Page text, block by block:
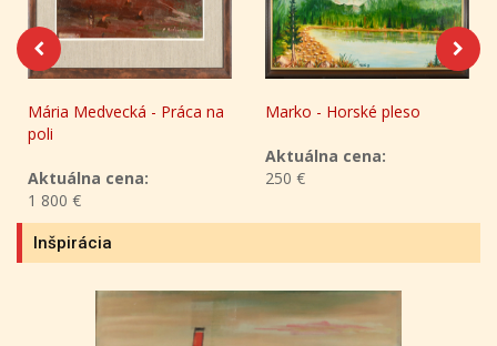
Mária Medvecká - Práca na
poli
Aktuálna cena:
1 800 €
Marko - Horské pleso
Aktuálna cena:
250 €
Inšpirácia